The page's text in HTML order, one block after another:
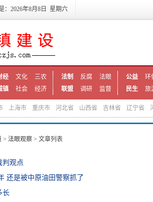
：2026年8月8日 星期六
经 文化
三农
镇
社会 经济
法制 反腐
法眼
联盟
调研 监督
公益
环
民生
旅
上海市 重庆市 河北省 山西省 吉林省 辽宁省
> 法眼观察 > 文章列表
判观点
还是被中原油田警察抓了
长